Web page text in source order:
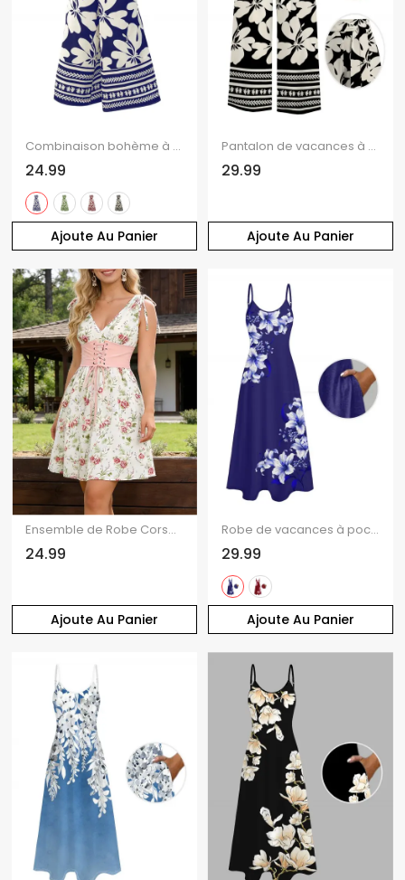
Ajoute Au Panier
Combinaison bohème à jambes larges, imprimé floral abstrait tribal colorblock, nœud papillon, épaules dénudées
24.99
Ajoute Au Panier
Pantalon de vacances à Hawaï, imprimé floral tribal hibiscus, poches, jambes larges, ceinture
29.99
Ajoute Au Panier
Ensemble de Robe Corset Fleurie Imprimée Zippée Au Dos à Lacets et de Robe Ceinturée
24.99
Ajoute Au Panier
Robe de vacances à poches, imprimé floral Lily, bretelles spaghetti, coupe trapèze, longue et décontractée.
29.99